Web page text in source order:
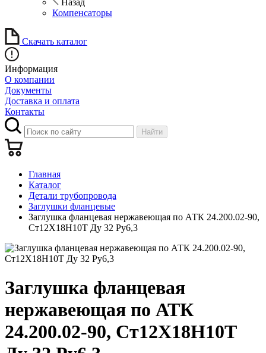
Назад
Компенсаторы
Скачать каталог
Информация
О компании
Документы
Доставка и оплата
Контакты
Найти
Главная
Каталог
Детали трубопровода
Заглушки фланцевые
Заглушка фланцевая нержавеющая по АТК 24.200.02-90,
Ст12Х18Н10Т Ду 32 Ру6,3
Заглушка фланцевая
нержавеющая по АТК
24.200.02-90, Ст12Х18Н10Т